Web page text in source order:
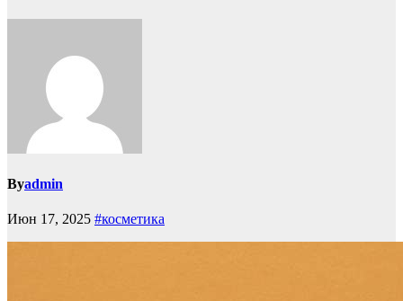
Byadmin
Июн 17, 2025 #косметика